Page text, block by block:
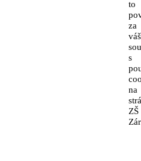
to
za
váš
s
na
ZŠ